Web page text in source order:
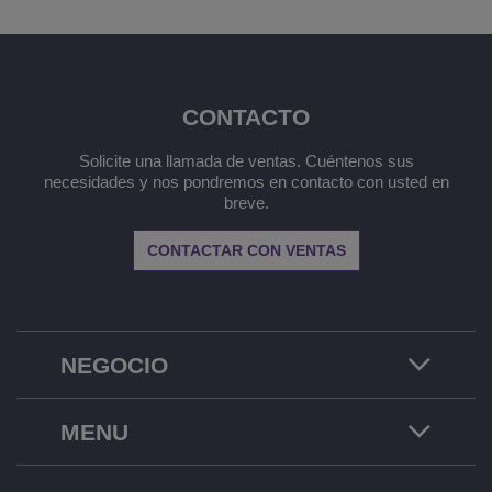
NEGOCIO
CONTACTO
Solicite una llamada de ventas. Cuéntenos sus
necesidades y nos pondremos en contacto con usted en
breve.
CONTACTAR CON VENTAS
MENU